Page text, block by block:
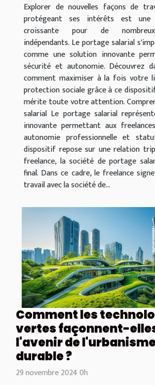
Explorer de nouvelles façons de
protégeant ses intérêts est une
croissante pour de
indépendants. Le portage salarial
comme une solution innovante
sécurité et autonomie. Découvrez
comment maximiser à la fois votre
protection sociale grâce à ce
mérite toute votre attention.
salarial Le portage salarial
innovante permettant aux
autonomie professionnelle et
dispositif repose sur une relation
freelance, la société de portage
final. Dans ce cadre, le freelance
travail avec la société de...
Comment les
vertes façonnent-
l'avenir de
durable ?
29 novembre 2024 0h